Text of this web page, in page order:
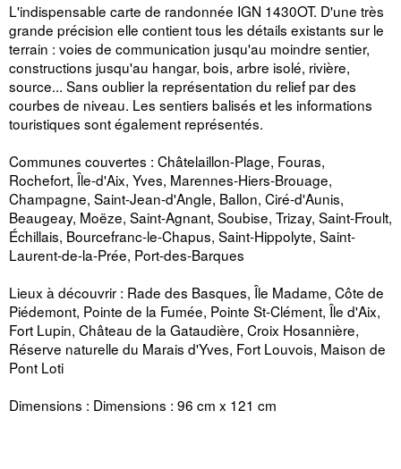
L'indispensable carte de randonnée IGN 1430OT. D'une très
grande précision elle contient tous les détails existants sur le
terrain : voies de communication jusqu'au moindre sentier,
constructions jusqu'au hangar, bois, arbre isolé, rivière,
source... Sans oublier la représentation du relief par des
courbes de niveau. Les sentiers balisés et les informations
touristiques sont également représentés.
Communes couvertes : Châtelaillon-Plage, Fouras,
Rochefort, Île-d'Aix, Yves, Marennes-Hiers-Brouage,
Champagne, Saint-Jean-d'Angle, Ballon, Ciré-d'Aunis,
Beaugeay, Moëze, Saint-Agnant, Soubise, Trizay, Saint-Froult,
Échillais, Bourcefranc-le-Chapus, Saint-Hippolyte, Saint-
Laurent-de-la-Prée, Port-des-Barques
Lieux à découvrir : Rade des Basques, Île Madame, Côte de
Piédemont, Pointe de la Fumée, Pointe St-Clément, Île d'Aix,
Fort Lupin, Château de la Gataudière, Croix Hosannière,
Réserve naturelle du Marais d'Yves, Fort Louvois, Maison de
Pont Loti
Dimensions : Dimensions : 96 cm x 121 cm